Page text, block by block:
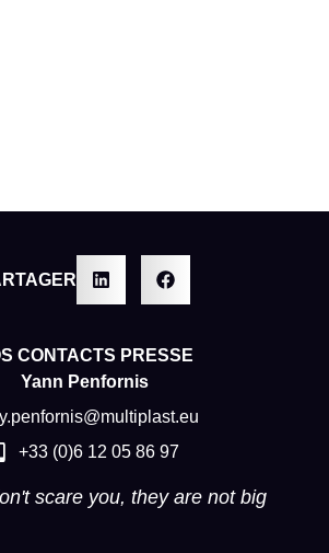
CONTACTS PRESSE
Yann Penfornis
y.penfornis@multiplast.eu
+33 (0)6 12 05 86 97
scare you, they are not big